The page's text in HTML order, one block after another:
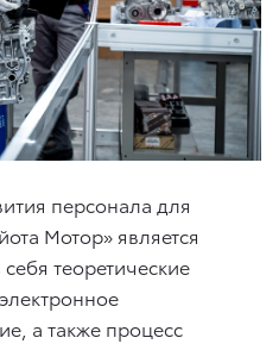
персонала для
Мотор» является
теоретические
а также процесс